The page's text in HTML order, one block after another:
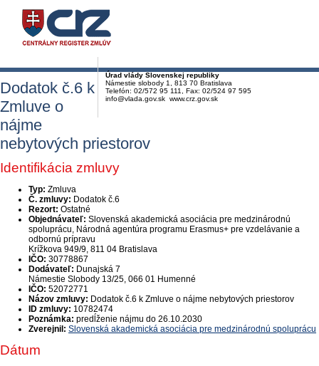
Úrad vlády Slovenskej republiky
Námestie slobody 1, 813 70 Bratislava
Telefón: 02/572 95 111, Fax: 02/524 97 595
info@vlada.gov.sk www.crz.gov.sk
Dodatok č.6 k
Zmluve o
nájme
nebytových priestorov
Identifikácia zmluvy
Typ: Zmluva
Č. zmluvy: Dodatok č.6
Rezort: Ostatné
Objednávateľ: Slovenská akademická asociácia pre medzinárodnú
spoluprácu, Národná agentúra programu Erasmus+ pre vzdelávanie a
odbornú prípravu
Krížkova 949/9, 811 04 Bratislava
IČO: 30778867
Dodávateľ: Dunajská 7
Námestie Slobody 13/25, 066 01 Humenné
IČO: 52072771
Názov zmluvy: Dodatok č.6 k Zmluve o nájme nebytových priestorov
ID zmluvy: 10782474
Poznámka: predĺženie nájmu do 26.10.2030
Zverejnil: Slovenská akademická asociácia pre medzinárodnú spoluprácu
Dátum